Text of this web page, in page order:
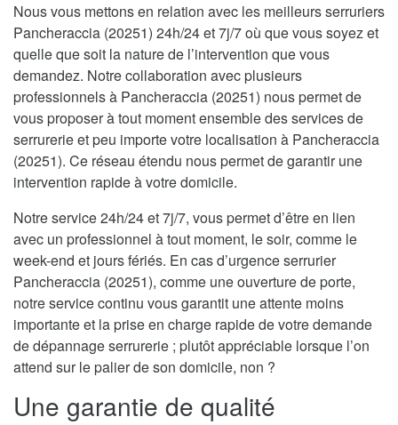
Nous vous mettons en relation avec les meilleurs serruriers
Pancheraccia (20251) 24h/24 et 7j/7 où que vous soyez et
quelle que soit la nature de l’intervention que vous
demandez. Notre collaboration avec plusieurs
professionnels à Pancheraccia (20251) nous permet de
vous proposer à tout moment ensemble des services de
serrurerie et peu importe votre localisation à Pancheraccia
(20251). Ce réseau étendu nous permet de garantir une
intervention rapide à votre domicile.
Notre service 24h/24 et 7j/7, vous permet d’être en lien
avec un professionnel à tout moment, le soir, comme le
week-end et jours fériés. En cas d’urgence serrurier
Pancheraccia (20251), comme une ouverture de porte,
notre service continu vous garantit une attente moins
importante et la prise en charge rapide de votre demande
de dépannage serrurerie ; plutôt appréciable lorsque l’on
attend sur le palier de son domicile, non ?
Une garantie de qualité